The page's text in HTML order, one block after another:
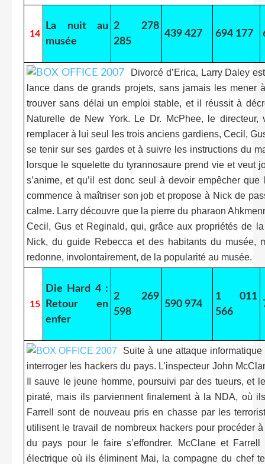
14
La nuit au
musée
2 278
285
439 427 694 177
Divorcé d’Erica, Larry Daley
lance dans de grands projets, sans jamais les
trouver sans délai un emploi stable, et il réussit à
Naturelle de New York. Le Dr. McPhee, le
remplacer à lui seul les trois anciens gardiens, Cecil,
se tenir sur ses gardes et à suivre les instructions du
lorsque le squelette du tyrannosaure prend vie et veut
s’anime, et qu’il est donc seul à devoir empêcher
commence à maîtriser son job et propose à Nick de
calme. Larry découvre que la pierre du pharaon
Cecil, Gus et Reginald, qui, grâce aux propriétés de
Nick, du guide Rebecca et des habitants du musée,
redonne, involontairement, de la popularité au musée.
15
Die Hard 4 :
Retour en
enfer
2 269
598
590 974
1 011
566
Suite à une attaque
interroger les hackers du pays. L’inspecteur John
Il sauve le jeune homme, poursuivi par des tueurs, et
piraté, mais ils parviennent finalement à la NDA, où
Farrell sont de nouveau pris en chasse par les
utilisent le travail de nombreux hackers pour procéder
du pays pour le faire s’effondrer. McClane et
électrique où ils éliminent Mai, la compagne du chef